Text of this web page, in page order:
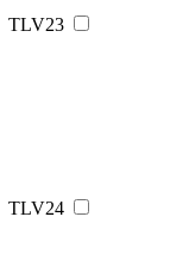
TLV23
TLV24